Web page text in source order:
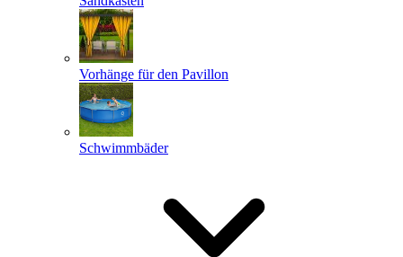
Vorhänge für den Pavillon
Schwimmbäder